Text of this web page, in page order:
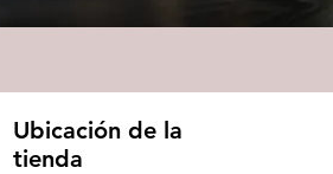
Ubicación de la
tienda